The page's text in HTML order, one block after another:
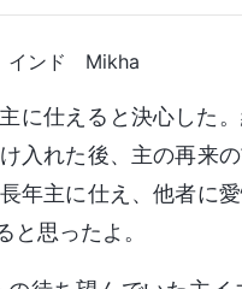
インド Mikha
に仕えると決心した
入れた後、主の再来
年主に仕え、他者に
思ったよ。